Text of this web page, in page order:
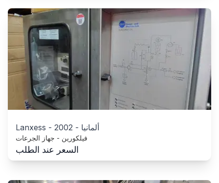
Lanxess - 2002 - ألمانيا
فيلكورين - جهاز الجرعات
السعر عند الطلب